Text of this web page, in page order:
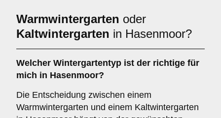
Warmwintergarten oder
Kaltwintergarten in Hasenmoor?
Welcher Wintergartentyp ist der richtige für
mich in Hasenmoor?
Die Entscheidung zwischen einem
Warmwintergarten und einem Kaltwintergarten